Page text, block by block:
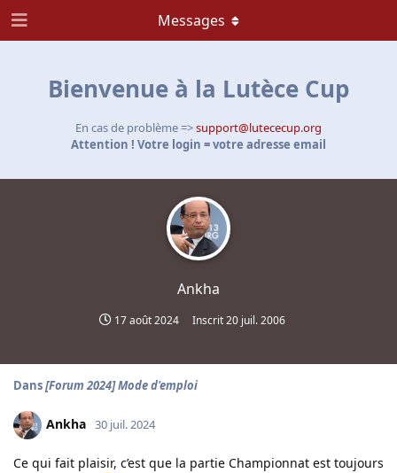
Bienvenue à la Lutèce Cup
En cas de problème =>support@lutececup.org
Attention ! Votre login = votre adresse email
Ankha
17 août 2024 Inscrit20 juil. 2006
Messages
Dans[Forum 2024] Mode d'emploi
Ankha 30 juil. 2024
Ce qui fait plaisir, c’est que la partie Championnat est toujours